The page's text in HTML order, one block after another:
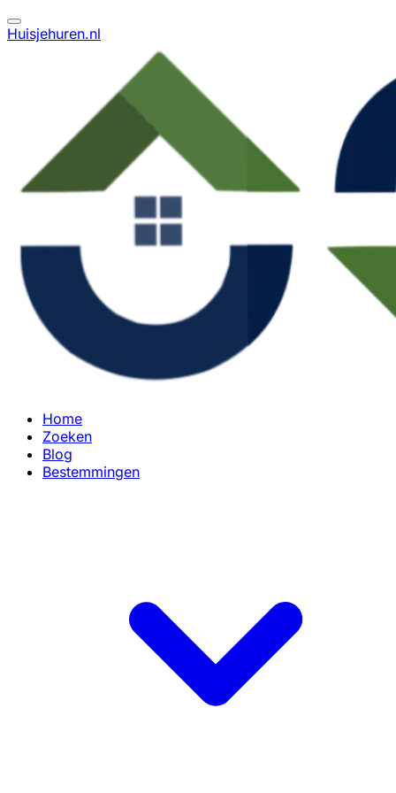
Huisjehuren.nl
Home
Zoeken
Blog
Bestemmingen